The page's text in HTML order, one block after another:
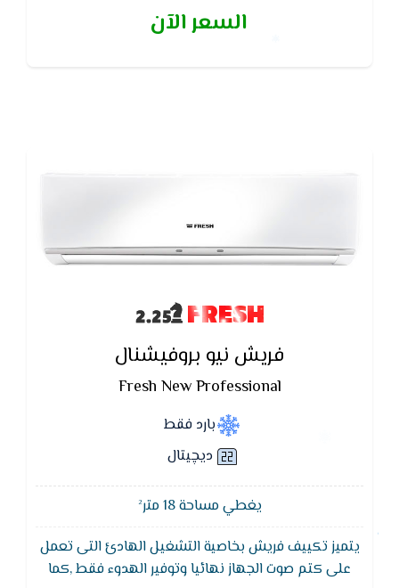
خمس سنوات
السعر الآن
FRESH
فريش نيو بروفيشنال
Fresh New Professional
بارد فقط
ديچيتال
يغطي مساحة 18 متر²
يتميز تكييف فريش بخاصية التشغيل الهادئ التى تعمل
على كتم صوت الجهاز نهائيا وتوفير الهدوء فقط ,كما